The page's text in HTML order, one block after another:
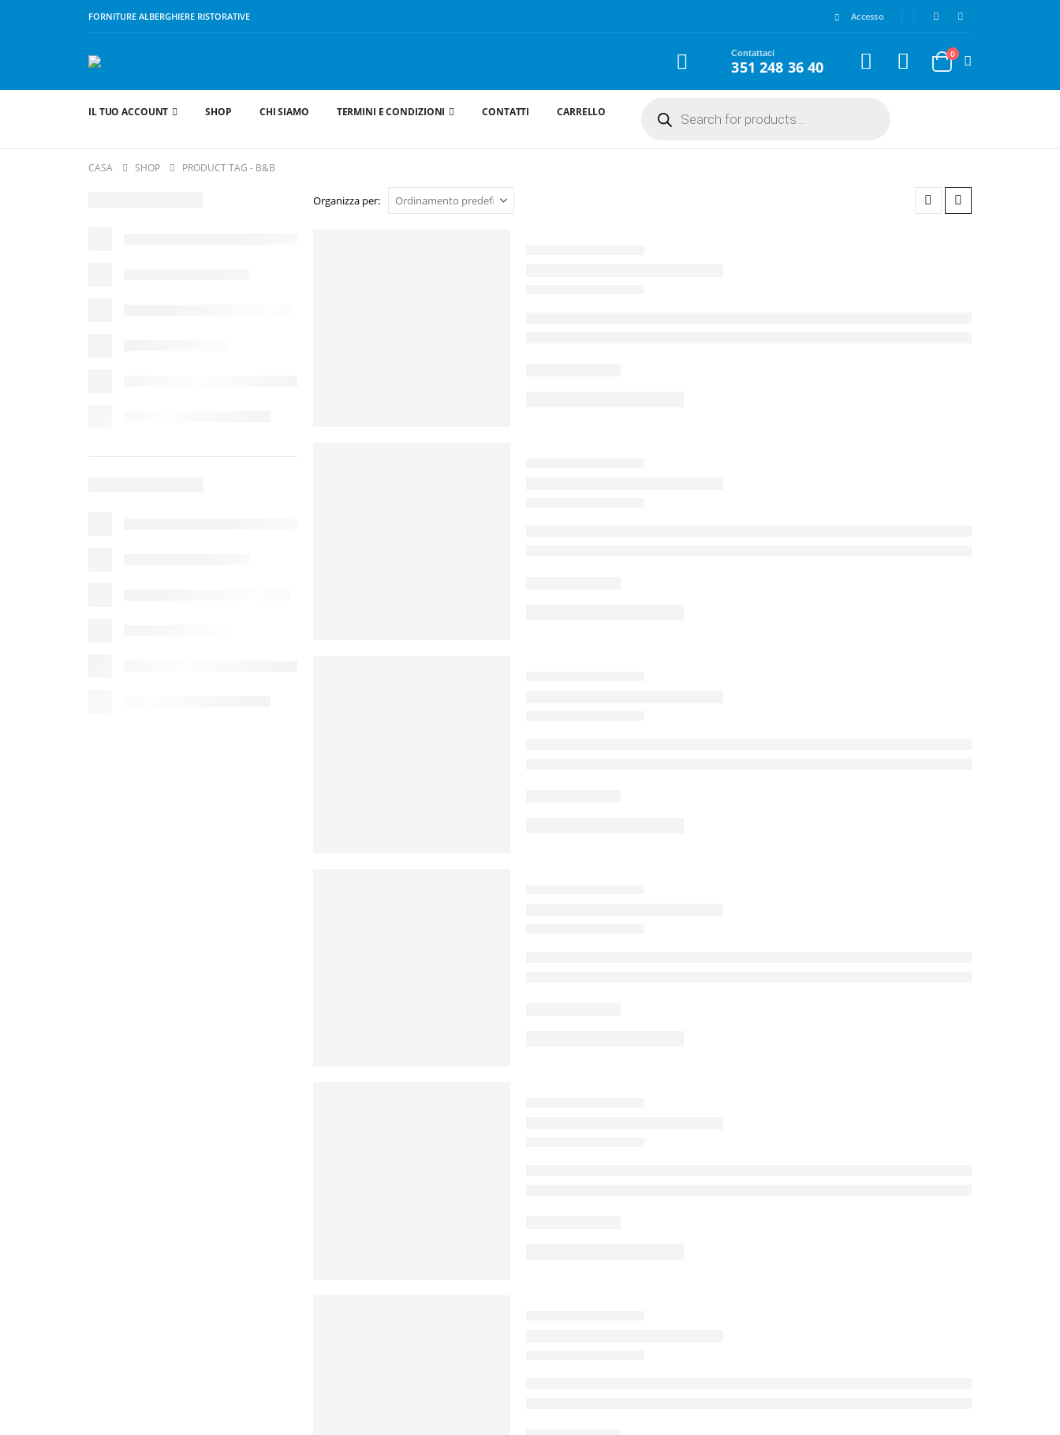
FORNITURE ALBERGHIERE RISTORATIVE Accesso
Contattaci
351 248 36 40
0
IL TUO ACCOUNT SHOP CHI SIAMO TERMINI E CONDIZIONI CONTATTI CARRELLO search
CASA SHOP PRODUCT TAG - B&B
Organizza per: